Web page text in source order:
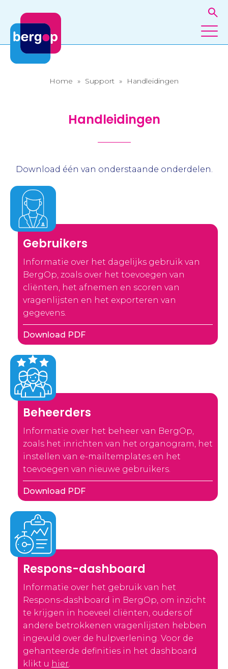
Home » Support » Handleidingen
Handleidingen
Download één van onderstaande onderdelen.
Gebruikers
Informatie over het dagelijks gebruik van
BergOp, zoals over het toevoegen van
cliënten, het afnemen en scoren van
vragenlijsten en het exporteren van
gegevens.
Download PDF
Beheerders
Informatie over het beheer van BergOp,
zoals het inrichten van het organogram, het
instellen van e-mailtemplates en het
toevoegen van nieuwe gebruikers.
Download PDF
Respons-dashboard
Informatie over het gebruik van het
Respons-dashboard in BergOp, om inzicht
te krijgen in hoeveel cliënten, ouders of
andere betrokkenen vragenlijsten hebben
ingevuld over de hulpverlening. Voor de
gehanteerde definities in het dashboard
klikt u hier.